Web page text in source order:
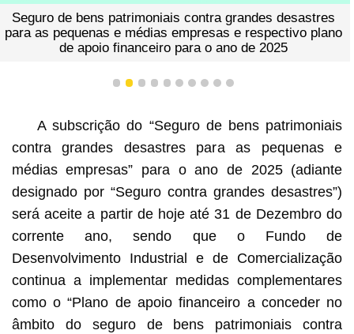
Seguro de bens patrimoniais contra grandes desastres
para as pequenas e médias empresas e respectivo plano
de apoio financeiro para o ano de 2025
1 2 3 4 5 6 7 8 9 10
A subscrição do “Seguro de bens patrimoniais
contra grandes desastres para as pequenas e
médias empresas” para o ano de 2025 (adiante
designado por “Seguro contra grandes desastres”)
será aceite a partir de hoje até 31 de Dezembro do
corrente ano, sendo que o Fundo de
Desenvolvimento Industrial e de Comercialização
continua a implementar medidas complementares
como o “Plano de apoio financeiro a conceder no
âmbito do seguro de bens patrimoniais contra